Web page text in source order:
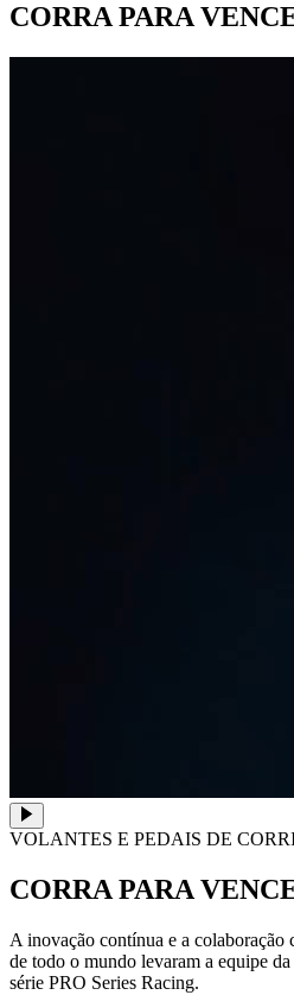
CORRA PARA
VOLANTES E PEDAIS DE
CORRA PARA
A inovação contínua e a colaboração
de todo o mundo levaram a equipe
série PRO Series Racing.